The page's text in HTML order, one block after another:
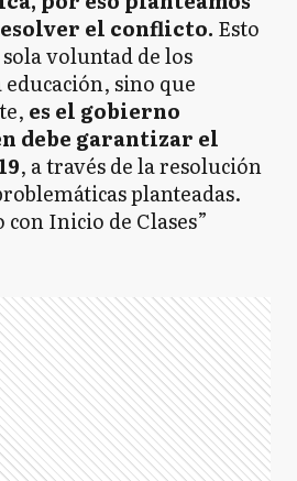
el conflicto. Esto
voluntad de los
sino que
es el gobierno
debe garantizar el
, a través de la resolución
planteadas.
Inicio de Clases”